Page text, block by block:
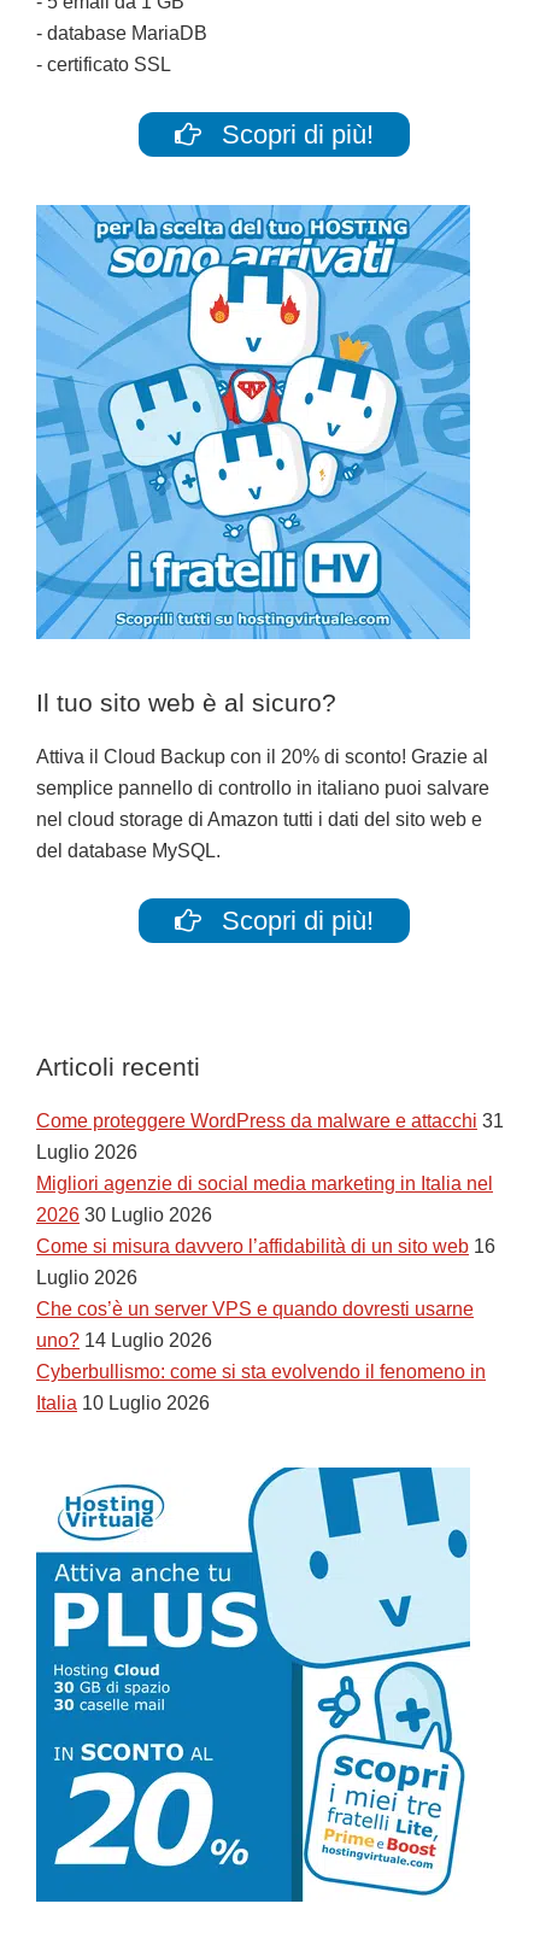
- database MariaDB
- certificato SSL
Scopri di più!
Il tuo sito web è al sicuro?
Attiva il Cloud Backup con il 20% di sconto! Grazie al
semplice pannello di controllo in italiano puoi salvare
nel cloud storage di Amazon tutti i dati del sito web e
del database MySQL.
Scopri di più!
Articoli recenti
Come proteggere WordPress da malware e attacchi 31
Luglio 2026
Migliori agenzie di social media marketing in Italia nel
2026 30 Luglio 2026
Come si misura davvero l’affidabilità di un sito web 16
Luglio 2026
Che cos’è un server VPS e quando dovresti usarne
uno? 14 Luglio 2026
Cyberbullismo: come si sta evolvendo il fenomeno in
Italia 10 Luglio 2026